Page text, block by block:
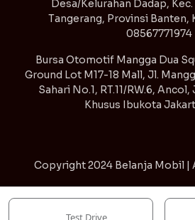
Test Drive
Desa/Kelurahan Dadap,
Tangerang, Provinsi Banten,
08567771974
Bursa Otomotif Mangga Dua
Ground Lot M17-18 Mall, Jl.
Sahari No.1, RT.11/RW.6,
Khusus Ibukota
Copyright2024 Belanja Mobil |
Kebijakan Privasi